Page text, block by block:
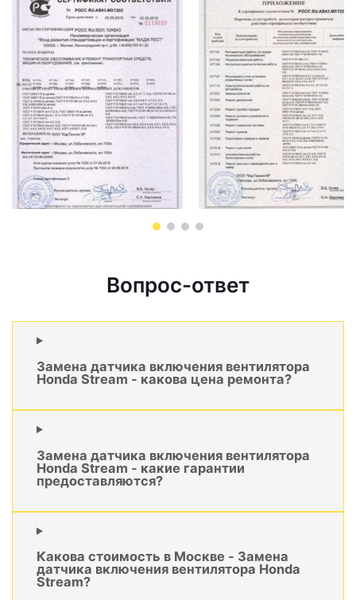
Вопрос-ответ
Замена датчика включения вентилятора
Honda Stream - какова цена ремонта?
Замена датчика включения вентилятора
Honda Stream - какие гарантии
предоставляются?
Какова стоимость в Москве - Замена
датчика включения вентилятора Honda
Stream?